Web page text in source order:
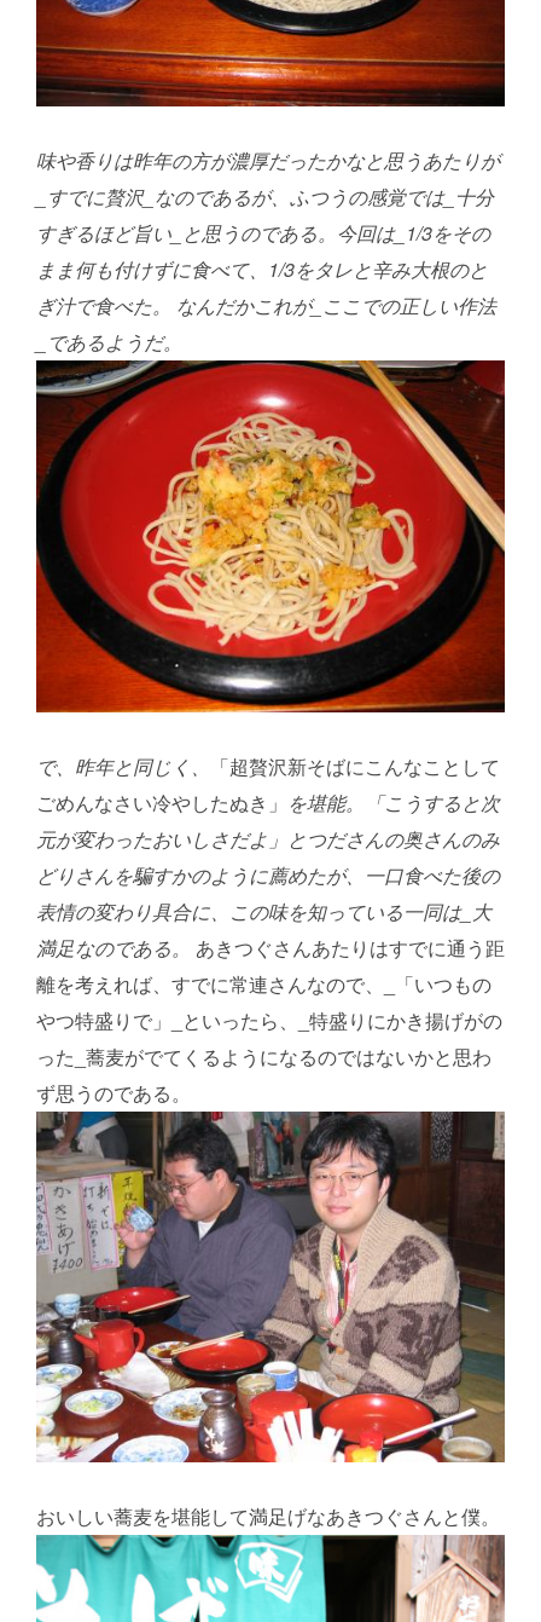
味や香りは昨年の方が濃厚だったかなと思うあたりが
_すでに贅沢_なのであるが、ふつうの感覚では_十分
すぎるほど旨い_と思うのである。今回は_1/3をその
まま何も付けずに食べて、1/3をタレと辛み大根のと
ぎ汁で食べた。
なんだかこれが_ここでの正しい作法
_であるようだ。
で、昨年と同じく、
「超贅沢新そばにこんなことして
ごめんなさい冷やしたぬき」 を堪能。「こうすると次
元が変わったおいしさだよ」とつださんの奥さんのみ
どりさんを騙すかのように薦めたが、一口食べた後の
表情の変わり具合に、この味を知っている一同は_大
満足なのである。
あきつぐさんあたりはすでに通う距
離を考えれば、すでに常連さんなので、_「いつもの
やつ特盛りで」_といったら、_特盛りにかき揚げがの
った_蕎麦がでてくるようになるのではないかと思わ
ず思うのである。
おいしい蕎麦を堪能して満足げなあきつぐさんと僕。